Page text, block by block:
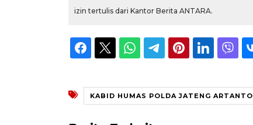
izin tertulis dari Kantor Berita ANTARA.
KABID HUMAS POLDA JATENG ARTANTO